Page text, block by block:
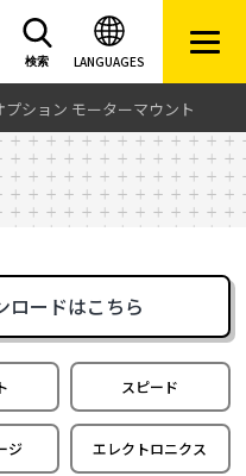
LANGUAGES
検索
プション モーターマウント
ロードはこちら
スピード
ジ エレクトロニクス